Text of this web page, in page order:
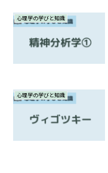
心理学の学びと知識
心理学の学びと知識